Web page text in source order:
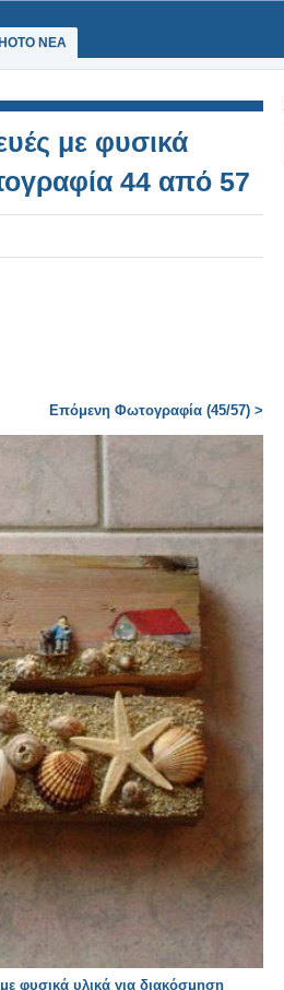
NEA
με φυσικά
44 από 57
Επόμενη Φωτογραφία (45/57) >
φυσικά υλικά για διακόσμηση